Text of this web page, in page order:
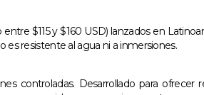
$115 y $160 USD) lanzados en
es resistente al agua ni a inmersiones.
controladas. Desarrollado para ofrecer